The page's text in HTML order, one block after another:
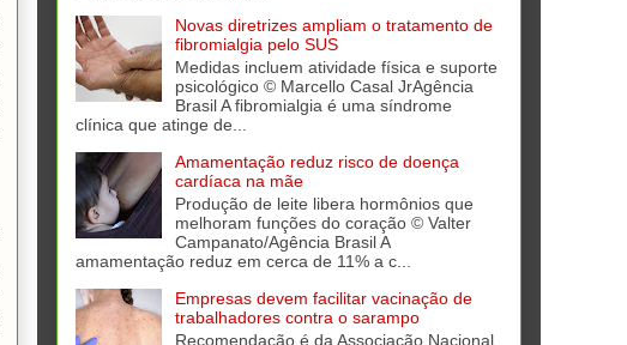
Novas diretrizes ampliam o tratamento de
fibromialgia pelo SUS
Medidas incluem atividade física e suporte
psicológico © Marcello Casal JrAgência
Brasil A fibromialgia é uma síndrome
clínica que atinge de...
Amamentação reduz risco de doença
cardíaca na mãe
Produção de leite libera hormônios que
melhoram funções do coração © Valter
Campanato/Agência Brasil A
amamentação reduz em cerca de 11% a c...
Empresas devem facilitar vacinação de
trabalhadores contra o sarampo
Recomendação é da Associação Nacional